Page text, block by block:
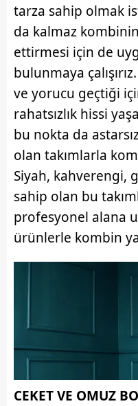
tarza sahip olmak
da kalmaz
ettirmesi için de
bulunmaya
ve yorucu geçtiği
rahatsızlık hissi
bu nokta da
olan takımlarla
Siyah, kahverengi,
sahip olan bu
profesyonel alana
ürünlerle kombin
CEKET VE OMUZ